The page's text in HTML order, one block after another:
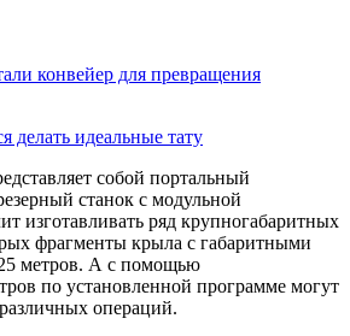
конвейер для превращения
делать идеальные тату
собой портальный
станок с модульной
изготавливать ряд крупногабаритных
фрагменты крыла с габаритными
метров. А с помощью
по установленной программе могут
операций.